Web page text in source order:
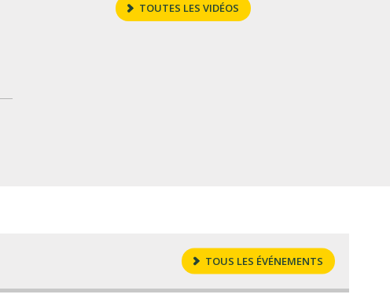
TOUTES LES VIDÉOS
TOUS LES ÉVÉNEMENTS